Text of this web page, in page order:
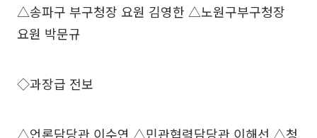
△송파구 부구청장 요원 김영한 △노원구부구청장
요원 박문규
◇과장급 전보
△언론담당관 이수연 △민관협력담당관 이해선 △청